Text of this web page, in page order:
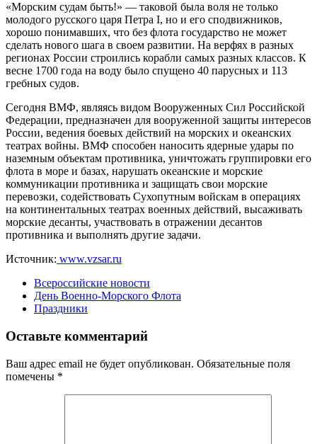
«Морским судам быть!» — таковой была воля не только
молодого русского царя Петра I, но и его сподвижников,
хорошо понимавших, что без флота государство не может
сделать нового шага в своем развитии. На верфях в разных
регионах России строились корабли самых разных классов. К
весне 1700 года на воду было спущено 40 парусных и 113
гребных судов.
Сегодня ВМФ, являясь видом Вооруженных Сил Российской
Федерации, предназначен для вооруженной защиты интересов
России, ведения боевых действий на морских и океанских
театрах войны. ВМФ способен наносить ядерные удары по
наземным объектам противника, уничтожать группировки его
флота в море и базах, нарушать океанские и морские
коммуникации противника и защищать свои морские
перевозки, содействовать Сухопутным войскам в операциях
на континентальных театрах военных действий, высаживать
морские десанты, участвовать в отражении десантов
противника и выполнять другие задачи.
Источник: www.vzsar.ru
Всероссийские новости
День Военно-Морского Флота
Праздники
Оставьте комментарий
Ваш адрес email не будет опубликован. Обязательные поля
помечены *